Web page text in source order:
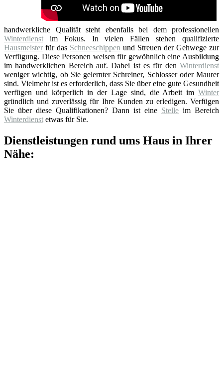
handwerkliche Qualität steht ebenfalls bei dem professionellen
Winterdienst im Fokus. In vielen Fällen stehen qualifizierte
Hausmeister für das Schneeschippen und Streuen der Gehwege zur
Verfügung. Diese Personen weisen für gewöhnlich eine Ausbildung
im handwerklichen Bereich auf. Dabei ist es für den Winterdienst
weniger wichtig, ob Sie gelernter Schreiner, Schlosser oder Maurer
sind. Vielmehr ist es erforderlich, dass Sie über eine gute Gesundheit
verfügen und körperlich in der Lage sind, die Arbeit im Winter
gründlich und zuverlässig für Ihre Kunden zu erledigen. Verfügen
Sie über diese Qualifikationen? Dann ist eine Stelle im Bereich
Winterdienst etwas für Sie.
Dienstleistungen rund ums Haus in Ihrer
Nähe: